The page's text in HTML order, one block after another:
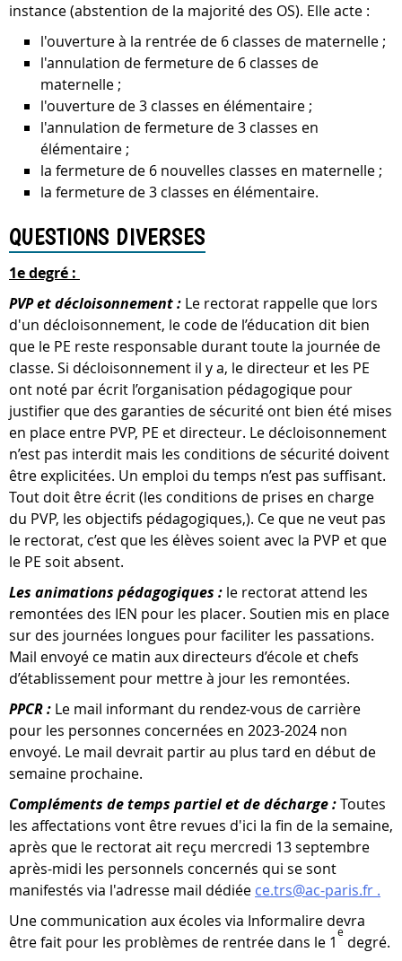
instance (abstention de la majorité des OS). Elle acte :
l'ouverture à la rentrée de 6 classes de maternelle ;
l'annulation de fermeture de 6 classes de
maternelle ;
l'ouverture de 3 classes en élémentaire ;
l'annulation de fermeture de 3 classes en
élémentaire ;
la fermeture de 6 nouvelles classes en maternelle ;
la fermeture de 3 classes en élémentaire.
QUESTIONS DIVERSES
1e degré :
PVP et décloisonnement : Le rectorat rappelle que lors
d'un décloisonnement, le code de l’éducation dit bien
que le PE reste responsable durant toute la journée de
classe. Si décloisonnement il y a, le directeur et les PE
ont noté par écrit l’organisation pédagogique pour
justifier que des garanties de sécurité ont bien été mises
en place entre PVP, PE et directeur. Le décloisonnement
n’est pas interdit mais les conditions de sécurité doivent
être explicitées. Un emploi du temps n’est pas suffisant.
Tout doit être écrit (les conditions de prises en charge
du PVP, les objectifs pédagogiques,). Ce que ne veut pas
le rectorat, c’est que les élèves soient avec la PVP et que
le PE soit absent.
Les animations pédagogiques : le rectorat attend les
remontées des IEN pour les placer. Soutien mis en place
sur des journées longues pour faciliter les passations.
Mail envoyé ce matin aux directeurs d’école et chefs
d’établissement pour mettre à jour les remontées.
PPCR : Le mail informant du rendez-vous de carrière
pour les personnes concernées en 2023-2024 non
envoyé. Le mail devrait partir au plus tard en début de
semaine prochaine.
Compléments de temps partiel et de décharge :Toutes
les affectations vont être revues d'ici la fin de la semaine,
après que le rectorat ait reçu mercredi 13 septembre
après-midi les personnels concernés qui se sont
manifestés via l'adresse mail dédiée ce.trs@ac-paris.fr .
Une communication aux écoles via Informalire devra
être fait pour les problèmes de rentrée dans le 1
e
degré.